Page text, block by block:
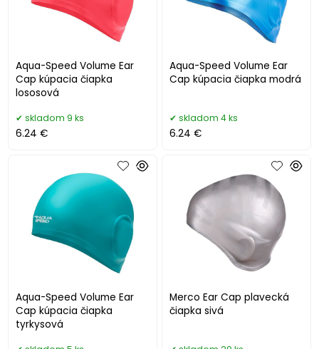
Aqua-Speed Volume Ear
Cap kúpacia čiapka
lososová
skladom 9 ks
6.24 €
Aqua-Speed Volume Ear
Cap kúpacia čiapka modrá
skladom 4 ks
6.24 €
Aqua-Speed Volume Ear
Cap kúpacia čiapka
tyrkysová
Merco Ear Cap plavecká
čiapka sivá